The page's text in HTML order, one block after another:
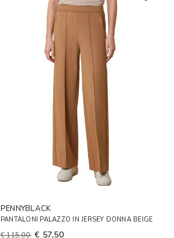
PENNYBLACK
PANTALONI PALAZZO IN JERSEY DONNA BEIGE
€ 115,00 € 57,50